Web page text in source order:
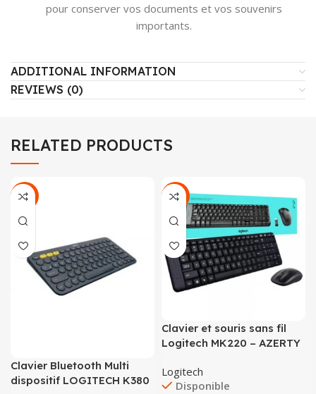
pour conserver vos documents et vos souvenirs
importants.
ADDITIONAL INFORMATION
REVIEWS (0)
RELATED PRODUCTS
-31%
Clavier Bluetooth Multi
dispositif LOGITECH K380
-25%
Clavier et souris sans fil
Logitech MK220 – AZERTY
Logitech
Disponible